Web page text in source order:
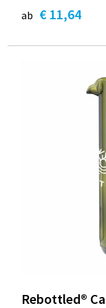
ab € 11,64
Rebottled®